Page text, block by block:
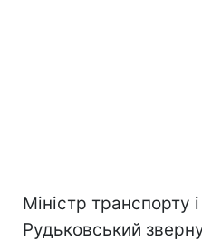
Міністр транспорту
Рудьковський